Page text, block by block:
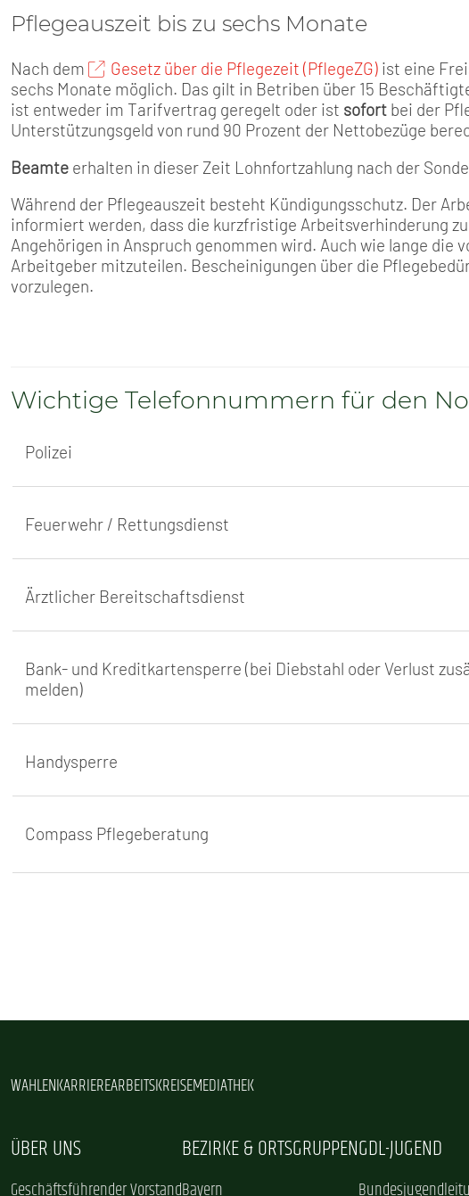
Pflegeauszeit bis zu sechs Monate
Nach dem Gesetz über die Pflegezeit (PflegeZG) ist eine
sechs Monate möglich. Das gilt in Betriben über 15
ist entweder im Tarifvertrag geregelt oder ist sofort bei der
Unterstützungsgeld von rund 90 Prozent der Nettobezüge
Beamte erhalten in dieser Zeit Lohnfortzahlung nach der
Während der Pflegeauszeit besteht Kündigungsschutz. Der
informiert werden, dass die kurzfristige Arbeitsverhinderung
Angehörigen in Anspruch genommen wird. Auch wie lange die
Arbeitgeber mitzuteilen. Bescheinigungen über die
vorzulegen.
Wichtige Telefonnummern für den
Polizei
Feuerwehr / Rettungsdienst
Ärztlicher Bereitschaftsdienst
Bank- und Kreditkartensperre (bei Diebstahl oder Verlust
melden)
Handysperre
Compass Pflegeberatung
WAHLENKARRIEREARBEITSKREISEMEDIATHEK
ÜBER UNS
Geschäftsführender Vorstand
BEZIRKE & ORTSGRUPPEN
Bayern
GDL-JUGEND